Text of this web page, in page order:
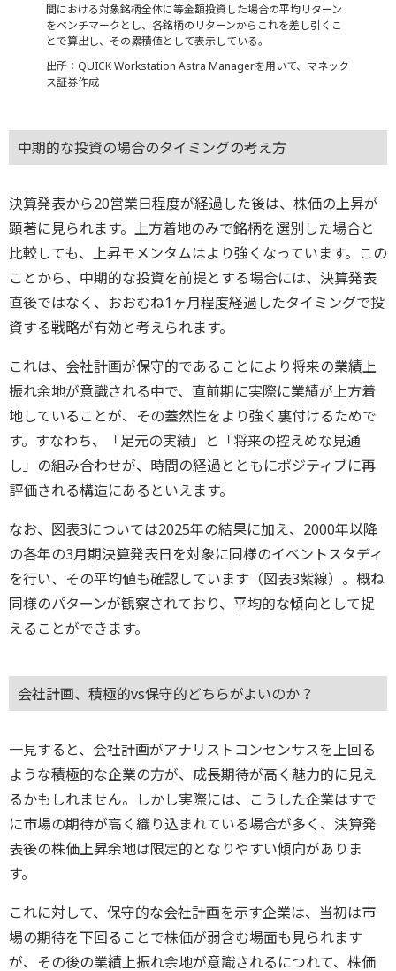
間における対象銘柄全体に等金額投資した場合の平均リターン
をベンチマークとし、各銘柄のリターンからこれを差し引くこ
とで算出し、その累積値として表示している。
出所：QUICK Workstation Astra Managerを用いて、マネック
ス証券作成
中期的な投資の場合のタイミングの考え方
決算発表から20営業日程度が経過した後は、株価の上昇が
顕著に見られます。上方着地のみで銘柄を選別した場合と
比較しても、上昇モメンタムはより強くなっています。この
ことから、中期的な投資を前提とする場合には、決算発表
直後ではなく、おおむね1ヶ月程度経過したタイミングで投
資する戦略が有効と考えられます。
これは、会社計画が保守的であることにより将来の業績上
振れ余地が意識される中で、直前期に実際に業績が上方着
地していることが、その蓋然性をより強く裏付けるためで
す。すなわち、「足元の実績」と「将来の控えめな見通
し」の組み合わせが、時間の経過とともにポジティブに再
評価される構造にあるといえます。
なお、図表3については2025年の結果に加え、2000年以降
の各年の3月期決算発表日を対象に同様のイベントスタディ
を行い、その平均値も確認しています（図表3紫線）。概ね
同様のパターンが観察されており、平均的な傾向として捉
えることができます。
会社計画、積極的vs保守的どちらがよいのか？
一見すると、会社計画がアナリストコンセンサスを上回る
ような積極的な企業の方が、成長期待が高く魅力的に見え
るかもしれません。しかし実際には、こうした企業はすで
に市場の期待が高く織り込まれている場合が多く、決算発
表後の株価上昇余地は限定的となりやすい傾向がありま
す。
これに対して、保守的な会社計画を示す企業は、当初は市
場の期待を下回ることで株価が弱含む場面も見られます
が、その後の業績上振れ余地が意識されるにつれて、株価